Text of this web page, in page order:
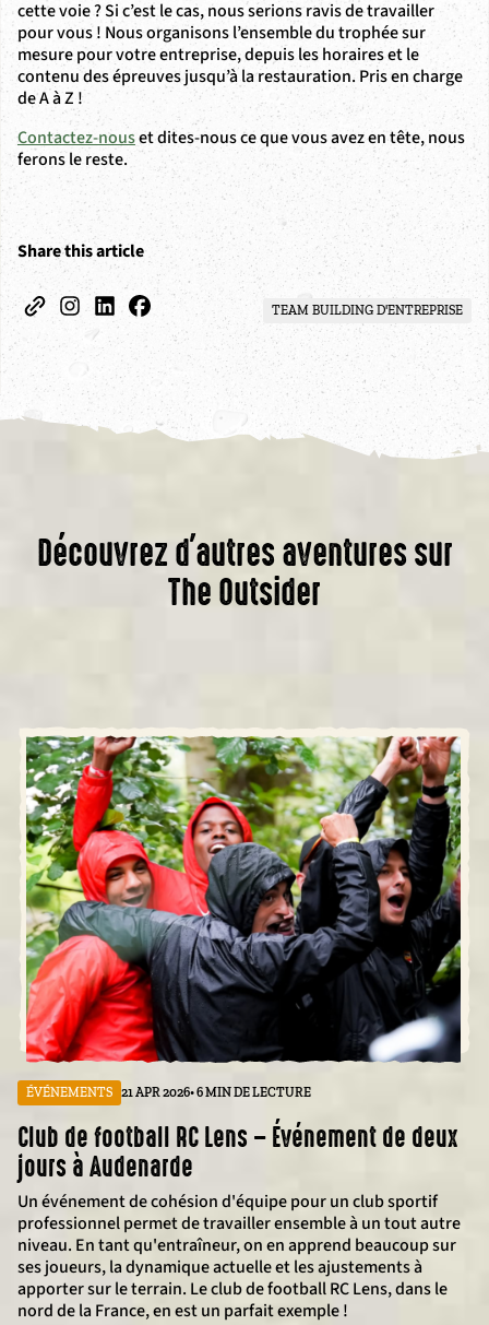
cette voie ? Si c’est le cas, nous serions ravis de travailler
pour vous ! Nous organisons l’ensemble du trophée sur
mesure pour votre entreprise, depuis les horaires et le
contenu des épreuves jusqu’à la restauration. Pris en charge
de A à Z !
Contactez-nouset dites-nous ce que vous avez en tête, nous
ferons le reste.
Share this article
TEAM BUILDING D'ENTREPRISE
Découvrez d'autres aventures sur
The Outsider
ÉVÉNEMENTS 21 APR 2026• 6 MIN DE LECTURE
Club de football RC Lens – Événement de deux
jours à Audenarde
Un événement de cohésion d'équipe pour un club sportif
professionnel permet de travailler ensemble à un tout autre
niveau. En tant qu'entraîneur, on en apprend beaucoup sur
ses joueurs, la dynamique actuelle et les ajustements à
apporter sur le terrain. Le club de football RC Lens, dans le
nord de la France, en est un parfait exemple !